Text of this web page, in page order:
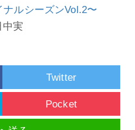
ルシーズンVol.2〜
中実
Twitter
Pocket